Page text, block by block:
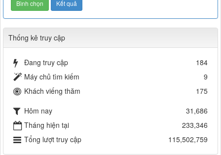
Thống kê truy cập
Đang truy cập
184
Máy chủ tìm kiếm
9
Khách viếng thăm
175
Hôm nay
31,686
Tháng hiện tại
233,346
Tổng lượt truy cập
115,502,759